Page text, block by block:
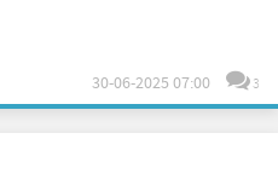
30-06-2025 07:00 3